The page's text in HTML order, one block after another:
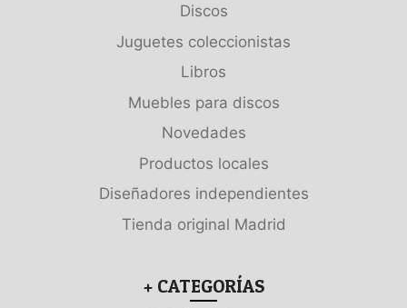
Discos
Juguetes coleccionistas
Libros
Muebles para discos
Novedades
Productos locales
Diseñadores independientes
Tienda original Madrid
+ CATEGORÍAS